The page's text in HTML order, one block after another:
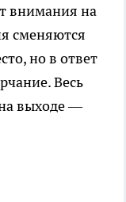
внимания на
сменяются
но в ответ
Весь
выходе —